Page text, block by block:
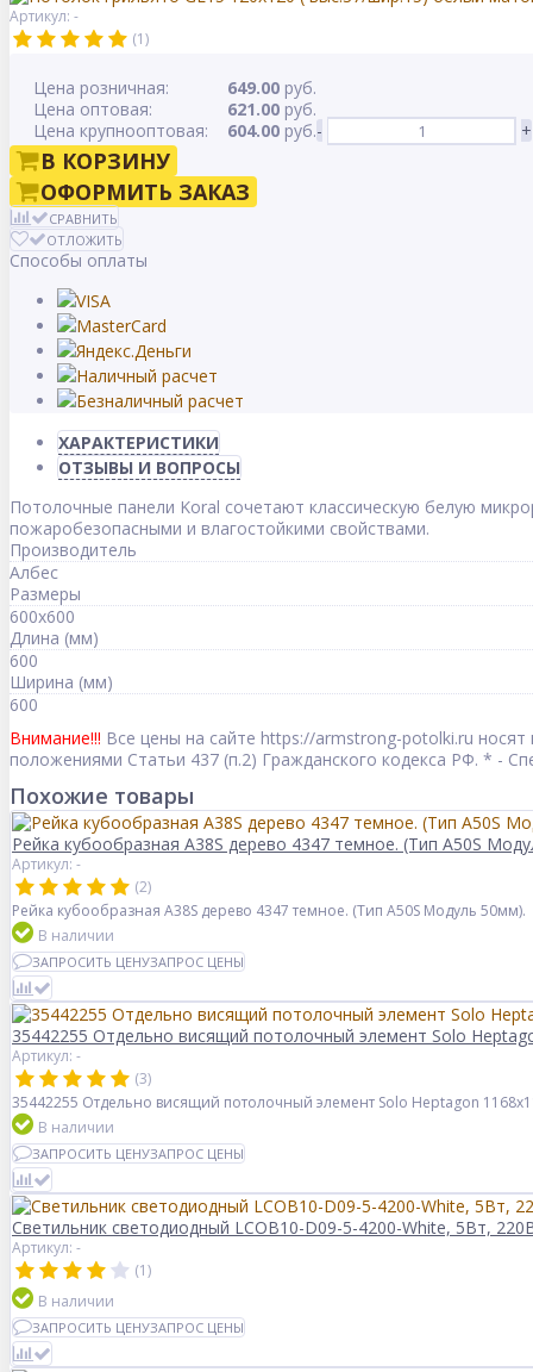
Артикул: -
(1)
Цена розничная: 649.00 руб.
Цена оптовая:
621.00 руб.
Цена крупнооптовая:
604.00 руб.- +
В КОРЗИНУ
ОФОРМИТЬ ЗАКАЗ
СРАВНИТЬ
ОТЛОЖИТЬ
Способы оплаты
ХАРАКТЕРИСТИКИ
ОТЗЫВЫ И ВОПРОСЫ
Потолочные панели Koral сочетают классическую белую
пожаробезопасными и влагостойкими свойствами.
Производитель
Албес
Размеры
600x600
Длина (мм)
600
Ширина (мм)
600
Внимание!!! Все цены на сайте https://armstrong-potolki.ru
положениями Статьи 437 (п.2) Гражданского кодекса РФ. * -
Похожие товары
Рейка кубообразная A38S дерево 4347 темное. (Тип A50S
Артикул: -
(2)
Рейка кубообразная A38S дерево 4347 темное. (Тип A50S Модуль 50мм).
В наличии
ЗАПРОСИТЬ ЦЕНУЗАПРОС ЦЕНЫ
35442255 Отдельно висящий потолочный элемент Solo
Артикул: -
(3)
35442255 Отдельно висящий потолочный элемент Solo Heptagon
В наличии
ЗАПРОСИТЬ ЦЕНУЗАПРОС ЦЕНЫ
Светильник светодиодный LCOB10-D09-5-4200-White, 5Вт,
Артикул: -
(1)
В наличии
ЗАПРОСИТЬ ЦЕНУЗАПРОС ЦЕНЫ